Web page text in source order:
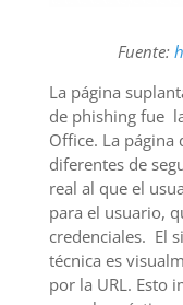
Fuente:
La página
de phishing fue
Office. La página
diferentes de
real al que el
para el usuario,
credenciales. El
técnica es
por la URL. Esto